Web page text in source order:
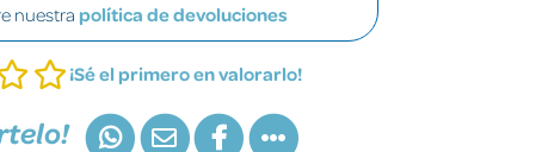
nuestra política de devoluciones
¡Sé el primero en valorarlo!